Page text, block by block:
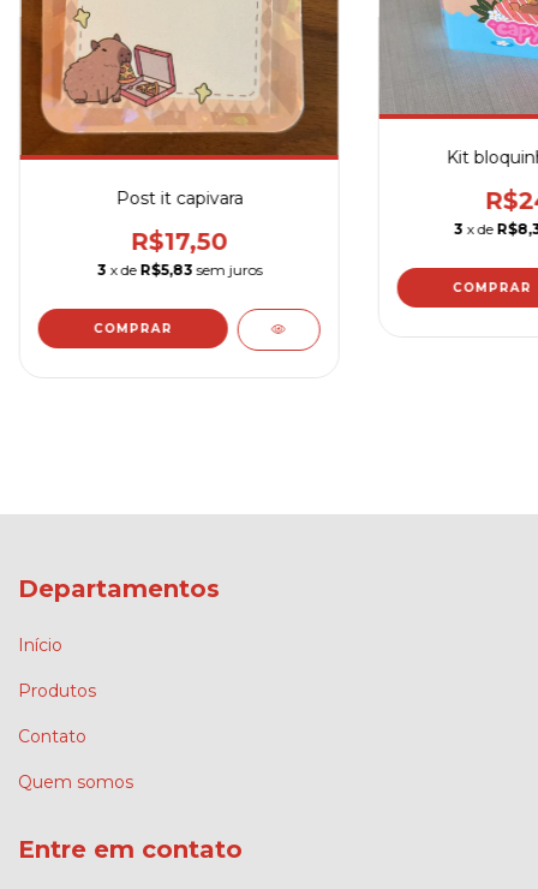
Post it capivara
R$17,50
3 x de R$5,83 sem juros
COMPRAR
Kit
3 x de
Departamentos
Início
Produtos
Contato
Quem somos
Entre em contato